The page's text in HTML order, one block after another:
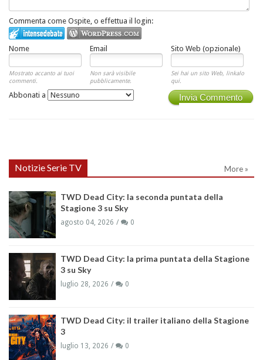
Commenta come Ospite, o effettua il login:
Nome Email Sito Web (opzionale)
Mostrato accanto ai tuoi
commenti.
Non sarà visibile
pubblicamente.
Sei hai un sito Web, linkalo
qui.
Invia Commento
Abbonati a
Notizie Serie TV More »
TWD Dead City: la seconda puntata della
Stagione 3 su Sky
agosto 04, 2026 0
TWD Dead City: la prima puntata della Stagione
3 su Sky
luglio 28, 2026 0
TWD Dead City: il trailer italiano della Stagione
3
luglio 13, 2026 0